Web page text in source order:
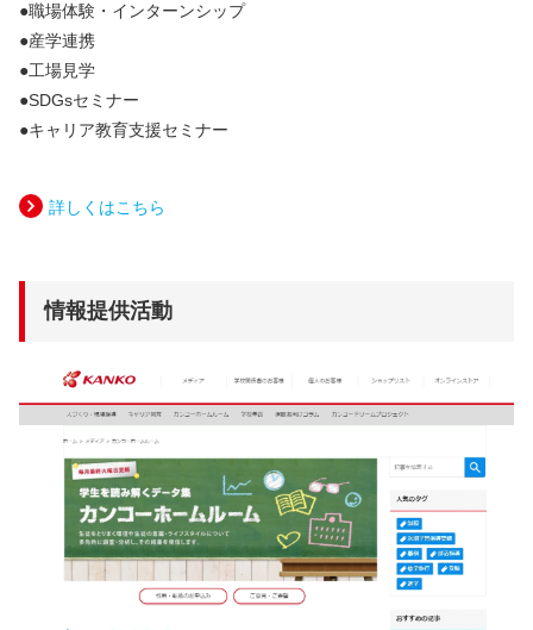
●職場体験・インターンシップ
●産学連携
●工場見学
●SDGsセミナー
●キャリア教育支援セミナー
詳しくはこちら
情報提供活動